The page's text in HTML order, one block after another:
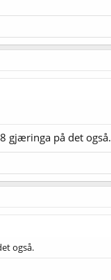
gjæringa på det også.
også.